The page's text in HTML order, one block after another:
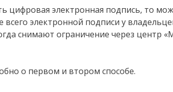
цифровая электронная подпись, то
электронной подписи у
снимают ограничение через центр
о первом и втором способе.